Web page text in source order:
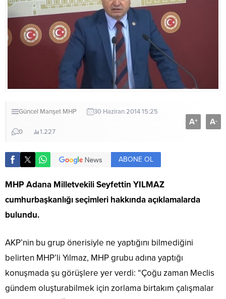
Güncel Manşet MHP 30 Haziran 2014 15:25
0 1.227
A+ A-
ABONE OL
MHP Adana Milletvekili Seyfettin YILMAZ
cumhurbaşkanlığı seçimleri hakkında açıklamalarda
bulundu.
AKP’nin bu grup önerisiyle ne yaptığını bilmediğini
belirten MHP’li Yılmaz, MHP grubu adına yaptığı
konuşmada şu görüşlere yer verdi: “Çoğu zaman Meclis
gündem oluşturabilmek için zorlama birtakım çalışmalar